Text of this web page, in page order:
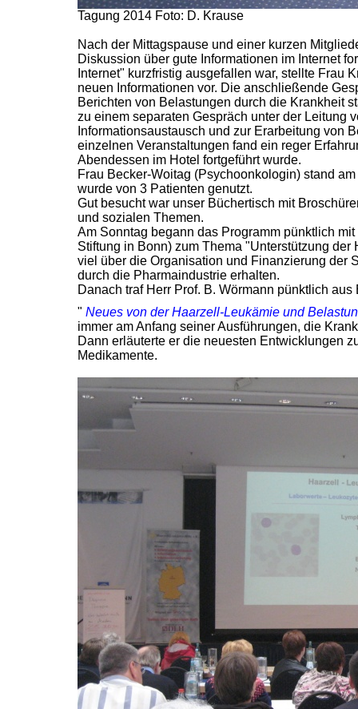
Tagung 2014 Foto: D. Krause
Nach der Mittagspause und einer kurzen
Diskussion über gute Informationen im Internet
Internet" kurzfristig ausgefallen war, stellte Frau
neuen Informationen vor. Die anschließende
Berichten von Belastungen durch die Krankheit
zu einem separaten Gespräch unter der Leitung
Informationsaustausch und zur Erarbeitung von
einzelnen Veranstaltungen fand ein reger
Abendessen im Hotel fortgeführt wurde.
Frau Becker-Woitag (Psychoonkologin) stand
wurde von 3 Patienten genutzt.
Gut besucht war unser Büchertisch mit
und sozialen Themen.
Am Sonntag begann das Programm pünktlich
Stiftung in Bonn) zum Thema "Unterstützung
viel über die Organisation und Finanzierung der
durch die Pharmaindustrie erhalten.
Danach traf Herr Prof. B. Wörmann pünktlich
" Neues von der Haarzell-Leukämie und
immer am Anfang seiner Ausführungen, die
Dann erläuterte er die neuesten Entwicklungen
Medikamente.